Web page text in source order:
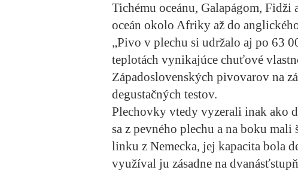
Tichému oceánu, Galapágom,
oceán okolo Afriky až do
„Pivo v plechu si udržalo aj po 63
teplotách vynikajúce chuťové
Západoslovenských pivovarov na
degustačných testov.
Plechovky vtedy vyzerali inak ako
sa z pevného plechu a na boku
linku z Nemecka, jej kapacita bola
využíval ju zásadne na